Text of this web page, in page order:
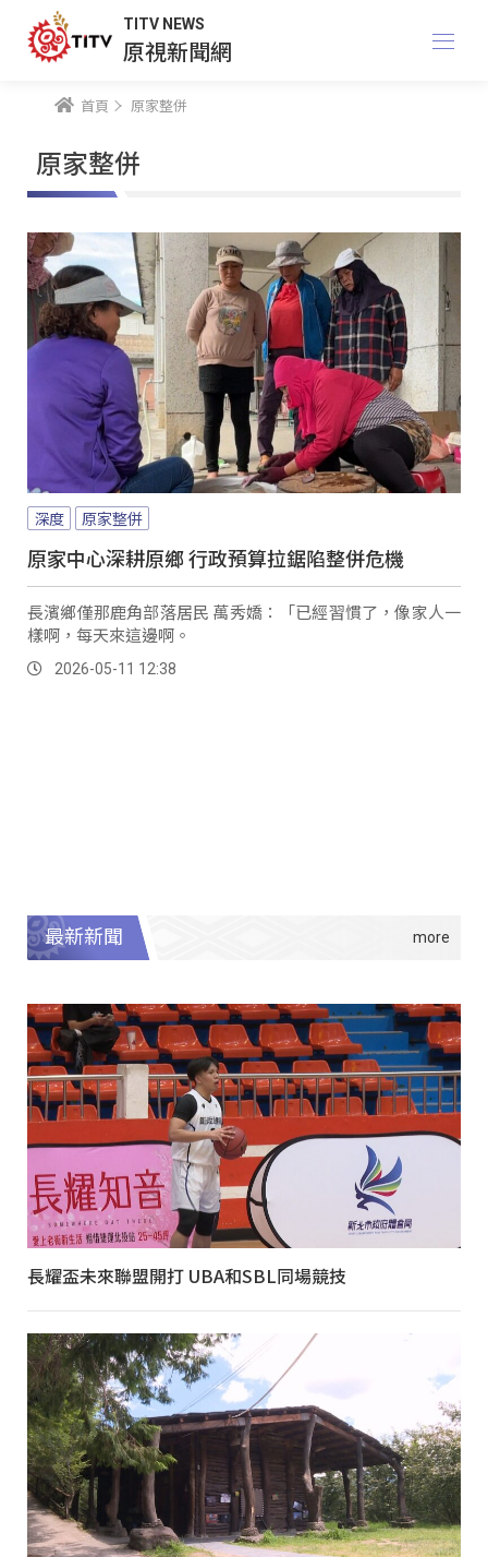
TITV NEWS
原視新聞網
首頁 原家整併
原家整併
深度 原家整併
原家中心深耕原鄉 行政預算拉鋸陷整併危機
長濱鄉僅那鹿角部落居民 萬秀嬌：「已經習慣了，像家人一
樣啊，每天來這邊啊。
2026-05-11 12:38
最新新聞
長耀盃未來聯盟開打 UBA和SBL同場競技